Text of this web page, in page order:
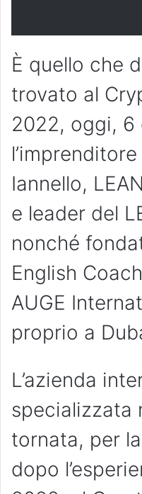
È quello che
trovato al
2022, oggi, 6
Iannello,
e leader del
nonché
English
AUGE
proprio a
L’azienda
specializzata
tornata, per
dopo